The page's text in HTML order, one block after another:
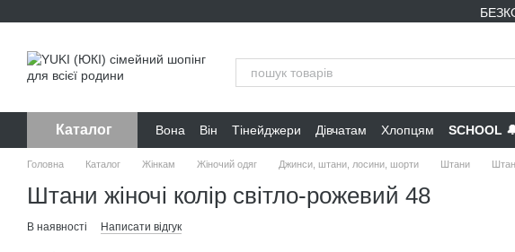
Каталог Вона Він Тінейджери Дівчатам Хлопцям SCHOOL
Головна Каталог Жінкам Жіночий одяг Джинси, штани, лосини, шорти Штани
Штани жіночі колір світло-рожевий 48
В наявності Написати відгук